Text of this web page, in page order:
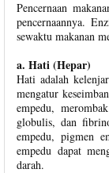
Pencernaan
pencernaannya.
sewaktu makanan
a. Hati (Hepar)
Hati adalah
mengatur
empedu,
globulis, dan
empedu, pigmen
empedu dapat
darah.